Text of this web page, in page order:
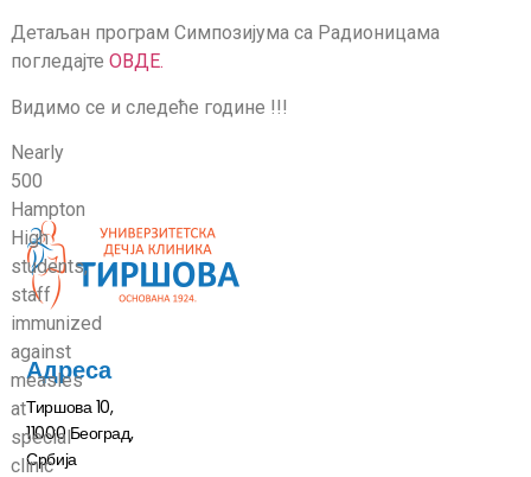
Детаљан програм Симпозијума са Радионицама
погледајте ОВДЕ.
Видимо се и следеће године !!!
Nearly
500
Hampton
High
students,
staff
immunized
against
measles
at
special
clinic
Адреса
Тиршова 10,
11000 Београд,
Србија